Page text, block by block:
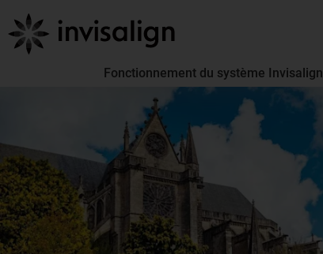
Fonctionnement du système Invisalign